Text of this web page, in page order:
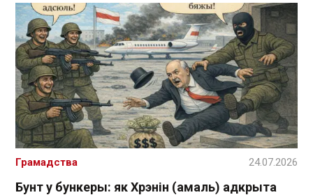
Бунт у бункеры: як Хрэнін (амаль) адкрыта
Грамадства 24.07.2026